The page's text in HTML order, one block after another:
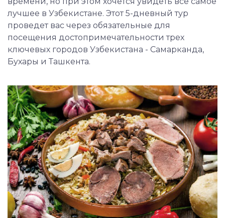
лучшее в Узбекистане. Этот 5-дневный тур
проведет вас через обязательные для
посещения достопримечательности трех
ключевых городов Узбекистана - Самарканда,
Бухары и Ташкента.